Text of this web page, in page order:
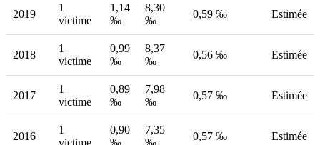
2019
1
victime
1,14
‰
8,30
‰
0,59 ‰ Estimée
2018
1
victime
0,99
‰
8,37
‰
0,56 ‰ Estimée
2017
1
victime
0,89
‰
7,98
‰
0,57 ‰ Estimée
2016
1
victime
0,90
‰
7,35
‰
0,57 ‰ Estimée